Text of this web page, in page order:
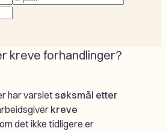
post
kreve forhandlinger?
har varslet søksmål etter
kreve
det ikke tidligere er